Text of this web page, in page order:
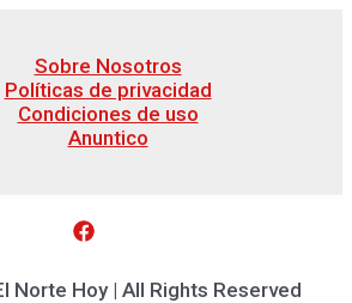
Sobre Nosotros
Políticas de privacidad
Condiciones de uso
Anuntico
Norte Hoy | All Rights Reserved